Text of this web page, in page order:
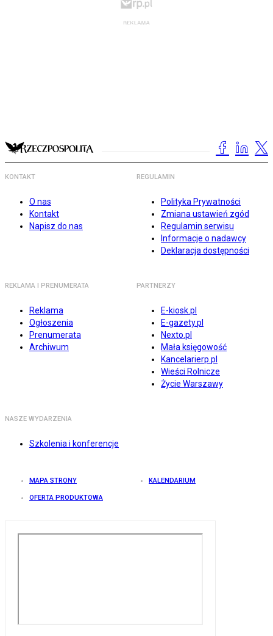
KONTAKT
O nas
Kontakt
Napisz do nas
REGULAMIN
Polityka Prywatności
Zmiana ustawień zgód
Regulamin serwisu
Informacje o nadawcy
Deklaracja dostępności
REKLAMA I PRENUMERATA
Reklama
Ogłoszenia
Prenumerata
Archiwum
PARTNERZY
E-kiosk.pl
E-gazety.pl
Nexto.pl
Mała księgowość
Kancelarierp.pl
Wieści Rolnicze
Życie Warszawy
NASZE WYDARZENIA
Szkolenia i konferencje
MAPA STRONY KALENDARIUM
OFERTA PRODUKTOWA